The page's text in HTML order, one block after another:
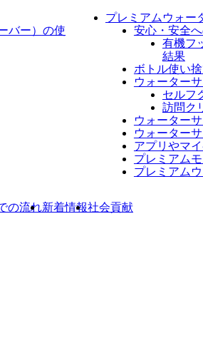
バー）の使
プレミアムウォー
安心・安全
有機フ
結果
ボトル使い
ウォーター
セルフ
訪問ク
ウォーター
ウォーター
アプリやマ
プレミアム
プレミアム
の流れ新着情報社会貢献